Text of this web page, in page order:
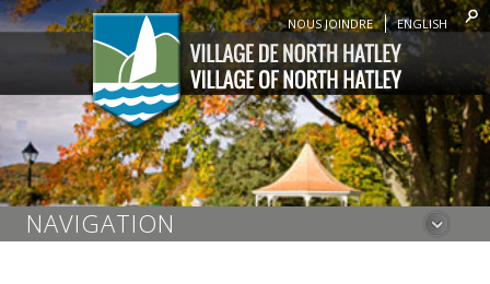
NOUS JOINDRE ENGLISH
NAVIGATION